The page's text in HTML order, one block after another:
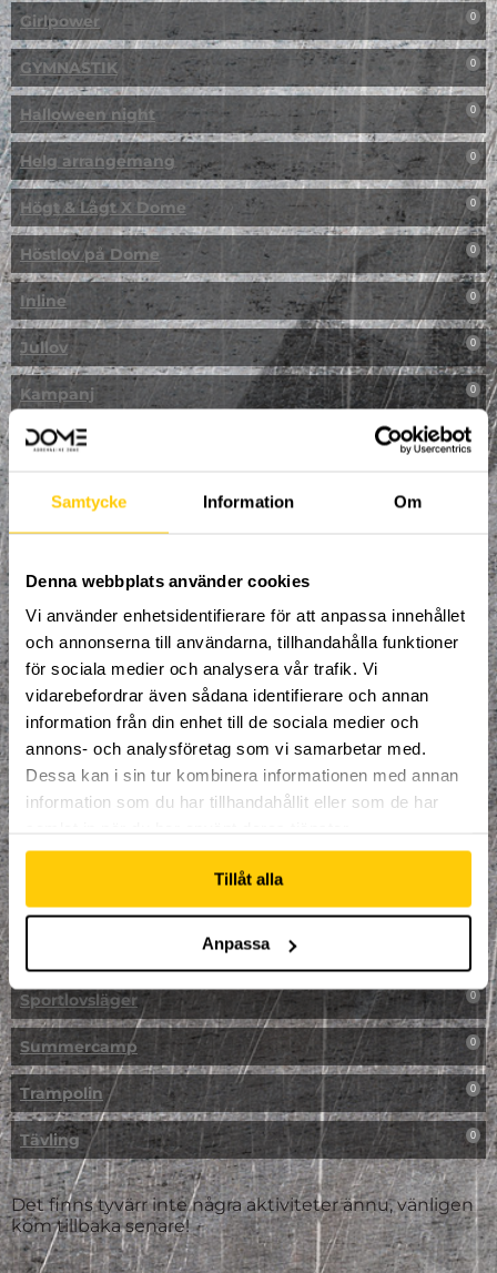
Samtycke Information Om
Denna webbplats använder cookies
Vi använder enhetsidentifierare för att anpassa innehållet
och annonserna till användarna, tillhandahålla funktioner
för sociala medier och analysera vår trafik. Vi
vidarebefordrar även sådana identifierare och annan
information från din enhet till de sociala medier och
annons- och analysföretag som vi samarbetar med.
Dessa kan i sin tur kombinera informationen med annan
information som du har tillhandahållit eller som de har
Tillåt alla
Anpassa
Girlpower 0
GYMNASTIK 0
Halloween night 0
Helg arrangemang 0
Högt & Lågt X Dome 0
Höstlov på Dome 0
Inline 0
Jullov 0
Kampanj 0
Kickbike 0
Klättring
LAN
Multisport
Mässa
NPF-Träning
Parkour
Påsk på Dome
Påsklovsläger 0
Skateboard 0
Sportlovsläger 0
Summercamp 0
Trampolin 0
Tävling 0
Det finns tyvärr inte några aktiviteter ännu, vänligen
kom tillbaka senare!